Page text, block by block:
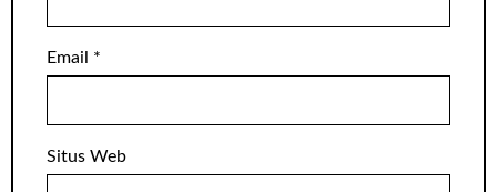
Email *
Situs Web